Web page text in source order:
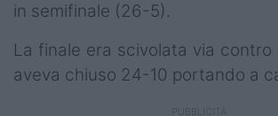
in semifinale (26-5).
La finale era scivolata via contro
aveva chiuso 24-10 portando a